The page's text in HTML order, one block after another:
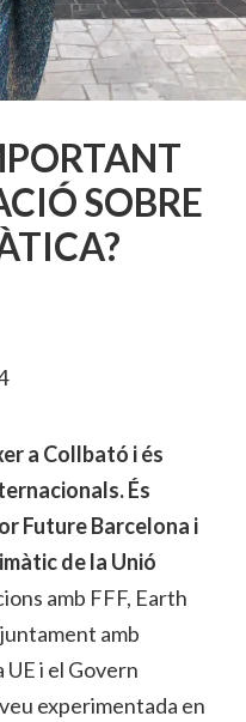
SOBRE
a Collbató i és
És
Future Barcelona i
de la Unió
amb FFF, Earth
amb
i el Govern
experimentada en